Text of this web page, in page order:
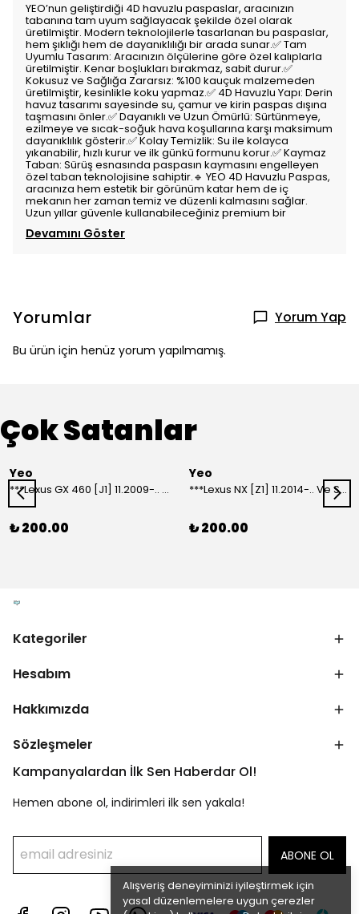
Alışveriş deneyiminizi iyileştirmek için
yasal düzenlemelere uygun çerezler
YEO’nun geliştirdiği 4D havuzlu paspaslar, aracınızın
tabanına tam uyum sağlayacak şekilde özel olarak
üretilmiştir. Modern teknolojilerle tasarlanan bu paspaslar,
hem şıklığı hem de dayanıklılığı bir arada sunar.✅ Tam
Uyumlu Tasarım: Aracınızın ölçülerine göre özel kalıplarla
üretilmiştir. Kenar boşlukları bırakmaz, sabit durur.✅
Kokusuz ve Sağlığa Zararsız: %100 kauçuk malzemeden
üretilmiştir, kesinlikle koku yapmaz.✅ 4D Havuzlu Yapı: Derin
havuz tasarımı sayesinde su, çamur ve kirin paspas dışına
taşmasını önler.✅ Dayanıklı ve Uzun Ömürlü: Sürtünmeye,
ezilmeye ve sıcak-soğuk hava koşullarına karşı maksimum
dayanıklılık gösterir.✅ Kolay Temizlik: Su ile kolayca
yıkanabilir, hızlı kurur ve ilk günkü formunu korur.✅ Kaymaz
Taban: Sürüş esnasında paspasın kaymasını engelleyen
özel taban teknolojisine sahiptir.🔹 YEO 4D Havuzlu Paspas,
aracınıza hem estetik bir görünüm katar hem de iç
mekanın her zaman temiz ve düzenli kalmasını sağlar.
Uzun yıllar güvenle kullanabileceğiniz premium bir
Devamını Göster
Yorumlar Yorum Yap
Bu ürün için henüz yorum yapılmamış.
Çok Satanlar
Yeo
***Lexus GX 460 [J1] 11.2009-.. Ve Sonrası Model Yılları İçin Uyumlu Yeo Arka Silecek
₺ 200.00
Yeo
***Lexus NX [Z1] 11.2014-.. Ve Sonrası Model Yılları İçin Uyumlu Yeo Arka Silecek
₺ 200.00
Kategoriler
Hesabım
Hakkımızda
Sözleşmeler
Kampanyalardan İlk Sen Haberdar Ol!
Hemen abone ol, indirimleri ilk sen yakala!
ABONE OL